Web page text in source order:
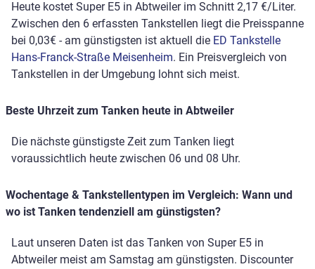
Heute kostet Super E5 in Abtweiler im Schnitt 2,17 €/Liter.
Zwischen den 6 erfassten Tankstellen liegt die Preisspanne
bei 0,03€ - am günstigsten ist aktuell die ED Tankstelle
Hans-Franck-Straße Meisenheim. Ein Preisvergleich von
Tankstellen in der Umgebung lohnt sich meist.
Beste Uhrzeit zum Tanken heute in Abtweiler
Die nächste günstigste Zeit zum Tanken liegt
voraussichtlich heute zwischen 06 und 08 Uhr.
Wochentage & Tankstellentypen im Vergleich: Wann und
wo ist Tanken tendenziell am günstigsten?
Laut unseren Daten ist das Tanken von Super E5 in
Abtweiler meist am Samstag am günstigsten. Discounter